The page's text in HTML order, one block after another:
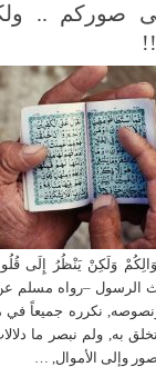
صوركم ..
وَلَكِنْ يَنْظُرُ إِلَى
الرسول –رواه مسلم
نكرره جميعاً في
به, ولم نبصر ما
وإلى الأموال, …